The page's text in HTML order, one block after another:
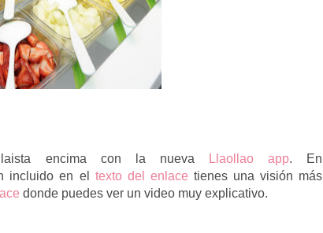
encima con la nueva Llaollao app. En
incluido en el texto del enlace tienes una visión más
donde puedes ver un video muy explicativo.